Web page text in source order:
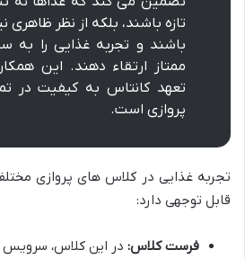
تازه باشند، بلکه از نظر ظاهری
باشند و تجربه غذایی را به
ممتاز ارتقاء دهند. این
تعهد کانتاس به کیفیت در
پروازی است.
تجربه غذایی در کلاس های پروازی
قابل توجهی دارد:
فرست کلاس: در این کلاس، سرویس